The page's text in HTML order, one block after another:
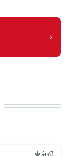
東京都